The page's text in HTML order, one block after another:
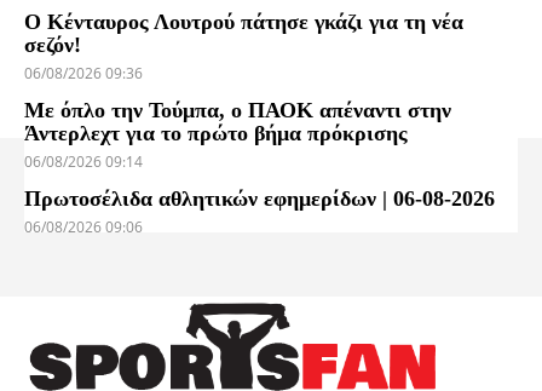
Ο Κένταυρος Λουτρού πάτησε γκάζι για τη νέα
σεζόν!
06/08/2026 09:36
Με όπλο την Τούμπα, ο ΠΑΟΚ απέναντι στην
Άντερλεχτ για το πρώτο βήμα πρόκρισης
06/08/2026 09:14
Πρωτοσέλιδα αθλητικών εφημερίδων | 06-08-2026
06/08/2026 09:06